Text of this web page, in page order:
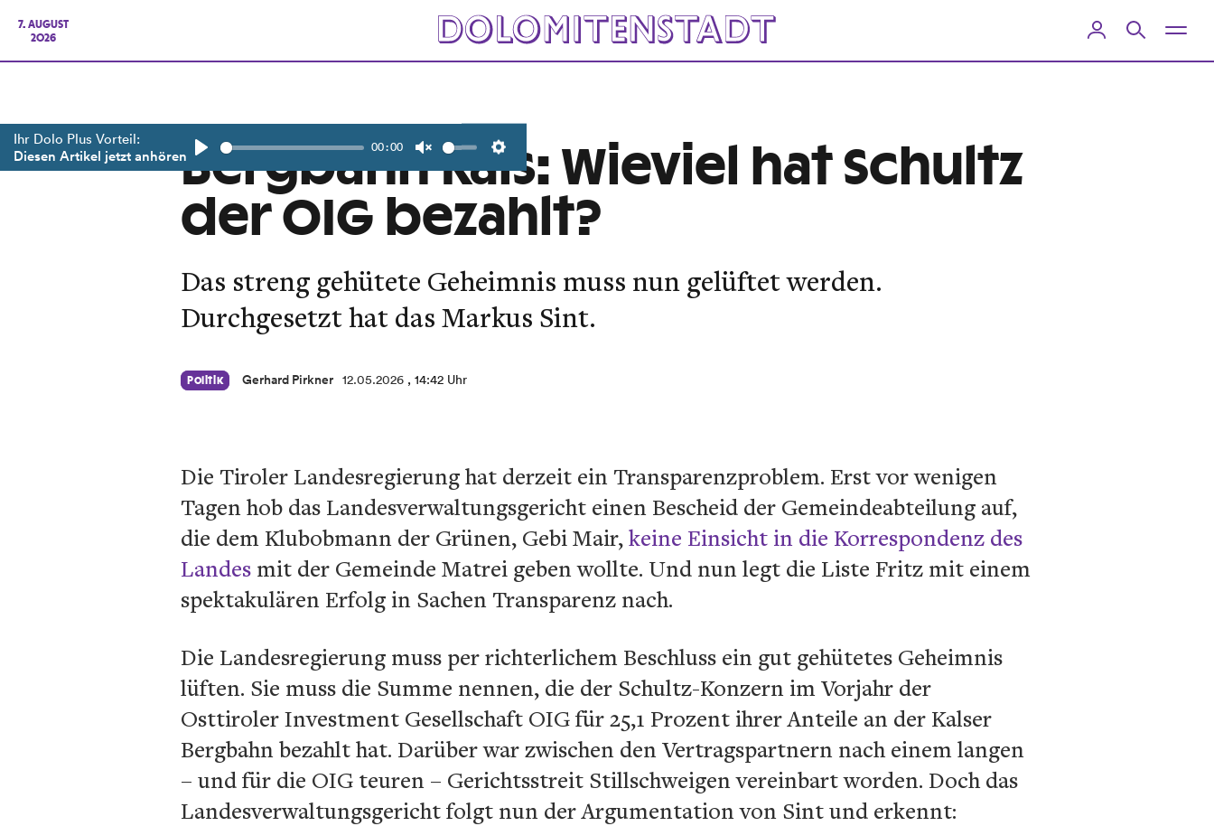
7. AUGUST
2026
Ihr Dolo Plus Vorteil:
Diesen Artikel jetzt anhören 00:00
Settings
Bergbahn Kals: Wieviel hat Schultz
der OIG bezahlt?
Das streng gehütete Geheimnis muss nun gelüftet werden.
Durchgesetzt hat das Markus Sint.
Politik Gerhard Pirkner 12.05.2026 , 14:42 Uhr
Die Tiroler Landesregierung hat derzeit ein Transparenzproblem. Erst vor wenigen
Tagen hob das Landesverwaltungsgericht einen Bescheid der Gemeindeabteilung auf,
die dem Klubobmann der Grünen, Gebi Mair,keine Einsicht in die Korrespondenz des
Landes mit der Gemeinde Matrei geben wollte. Und nun legt die Liste Fritz mit einem
spektakulären Erfolg in Sachen Transparenz nach.
Die Landesregierung muss per richterlichem Beschluss ein gut gehütetes Geheimnis
lüften. Sie muss die Summe nennen, die der Schultz-Konzern im Vorjahr der
Osttiroler Investment Gesellschaft OIG für 25,1 Prozent ihrer Anteile an der Kalser
Bergbahn bezahlt hat. Darüber war zwischen den Vertragspartnern nach einem langen
– und für die OIG teuren – Gerichtsstreit Stillschweigen vereinbart worden. Doch das
Landesverwaltungsgericht folgt nun der Argumentation von Sint und erkennt: